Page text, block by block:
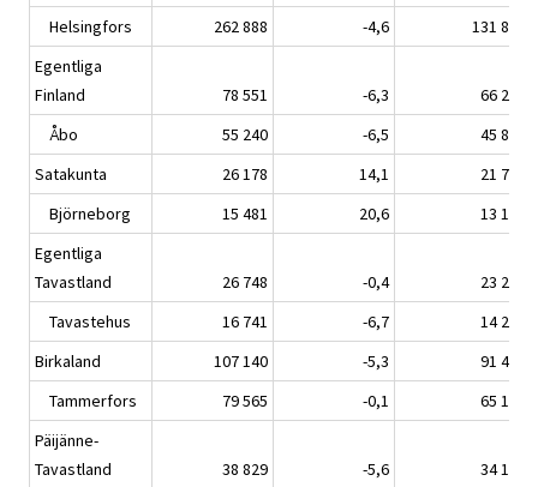
Helsingfors
262 888 -4,6
131 890
Egentliga
Finland
78 551 -6,3
66 225
Åbo
55 240 -6,5
45 825
Satakunta
26 178 14,1
21 730
Björneborg
15 481 20,6
13 189
Egentliga
Tavastland
26 748 -0,4
23 272
Tavastehus
16 741 -6,7
14 232
Birkaland
107 140 -5,3
91 480
Tammerfors
79 565 -0,1
65 123
Päijänne-
Tavastland
38 829 -5,6
34 180